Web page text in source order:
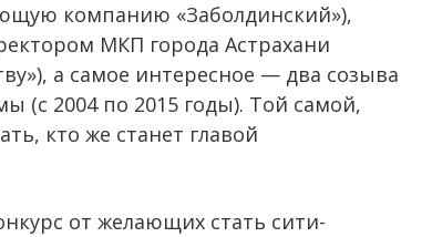
компанию «Заболдинский»),
МКП города Астрахани
а самое интересное — два созыва
(с 2004 по 2015 годы). Той самой,
кто же станет главой
от желающих стать сити-